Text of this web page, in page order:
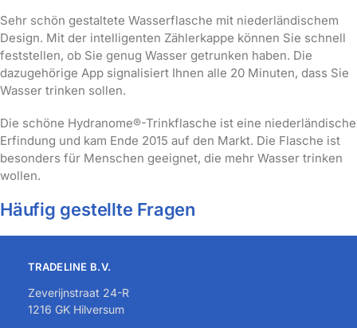
Sehr schön gestaltete Wasserflasche mit niederländischem
Design. Mit der intelligenten Zählerkappe können Sie schnell
feststellen, ob Sie genug Wasser getrunken haben. Die
dazugehörige App signalisiert Ihnen alle 20 Minuten, dass Sie
Wasser trinken sollen.
Die schöne Hydranome®-Trinkflasche ist eine niederländische
Erfindung und kam Ende 2015 auf den Markt. Die Flasche ist
besonders für Menschen geeignet, die mehr Wasser trinken
wollen.
Häufig gestellte Fragen
TRADELINE B.V.
Zeverijnstraat 24-R
1216 GK Hilversum